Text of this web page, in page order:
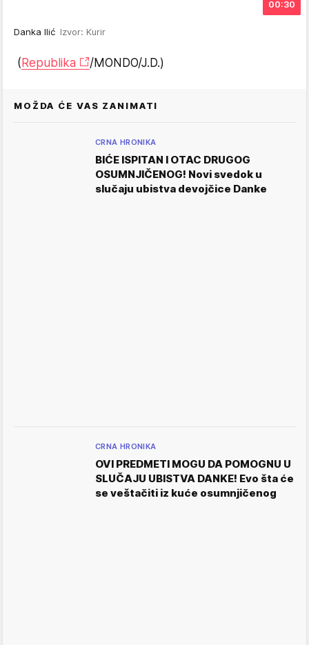
00:30
Danka Ilić Izvor: Kurir
(Republika /MONDO/J.D.)
MOŽDA ĆE VAS ZANIMATI
CRNA HRONIKA
BIĆE ISPITAN I OTAC DRUGOG
OSUMNJIČENOG! Novi svedok u
slučaju ubistva devojčice Danke
CRNA HRONIKA
OVI PREDMETI MOGU DA POMOGNU U
SLUČAJU UBISTVA DANKE! Evo šta će
se veštačiti iz kuće osumnjičenog